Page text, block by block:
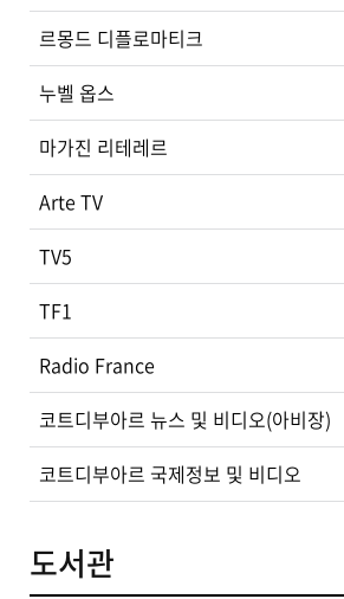
르몽드 디플로마티크
누벨 옵스
마가진 리테레르
Arte TV
TV5
TF1
Radio France
코트디부아르 뉴스 및 비디오(아비장)
코트디부아르 국제정보 및 비디오
도서관